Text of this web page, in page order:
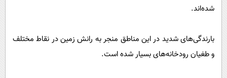
شده‌اند.
بارندگی‌های شدید در این مناطق منجر به رانش زمین در نقاط مختلف
و طغیان رودخانه‌های بسیار شده است.